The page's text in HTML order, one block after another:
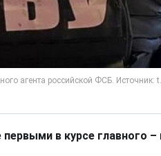
первыми в курсе главного